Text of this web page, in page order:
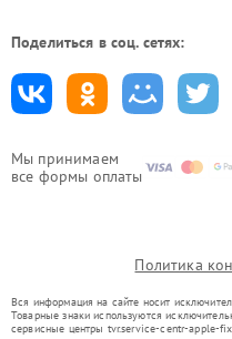
Мы принимаем
все формы оплаты
Поделиться в соц. сетях:
Политика
Вся информация на сайте носит
Товарные знаки используются
сервисные центры tvr.service-centr-apple-